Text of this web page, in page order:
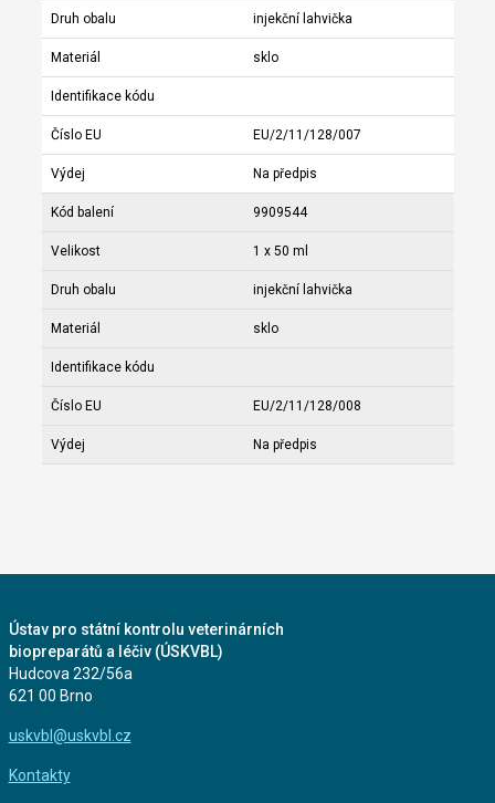
Druh obalu injekční lahvička
Materiál sklo
Identifikace kódu
Číslo EU EU/2/11/128/007
Výdej Na předpis
Kód balení 9909544
Velikost 1 x 50 ml
Druh obalu injekční lahvička
Materiál sklo
Identifikace kódu
Číslo EU EU/2/11/128/008
Výdej Na předpis
Ústav pro státní kontrolu veterinárních
biopreparátů a léčiv (ÚSKVBL)
Hudcova 232/56a
621 00 Brno
uskvbl@uskvbl.cz
Kontakty